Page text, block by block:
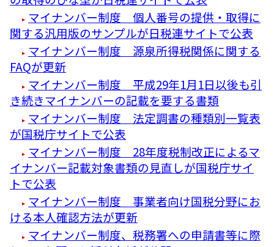
マイナンバー制度 個人番号の提供・取得に
関する汎用版のサンプルが日税連サイトで公表
マイナンバー制度 源泉所得税関係に関する
FAQが更新
マイナンバー制度 平成29年1月1日以後も引
き続きマイナンバーの記載を要する書類
マイナンバー制度 法定調書の種類別一覧表
が国税庁サイトで公表
マイナンバー制度 28年度税制改正によるマ
イナンバー記載対象書類の見直しが国税庁サイ
トで公表
マイナンバー制度 事業者向け国税分野にお
ける本人確認方法が更新
マイナンバー制度、税務署への申請書等に際